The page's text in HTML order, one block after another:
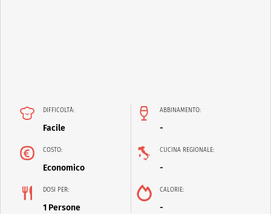
DIFFICOLTÀ:
Facile
ABBINAMENTO:
-
COSTO:
Economico
CUCINA REGIONALE:
-
DOSI PER:
1 Persone
CALORIE:
-